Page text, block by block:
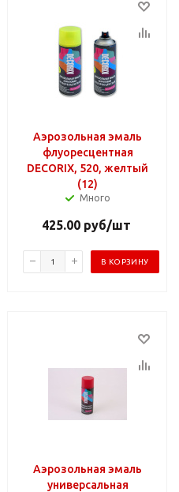
Аэрозольная эмаль
флуоресцентная
DECORIX, 520, желтый
(12)
Много
425.00руб/шт
В КОРЗИНУ
Аэрозольная эмаль
универсальная